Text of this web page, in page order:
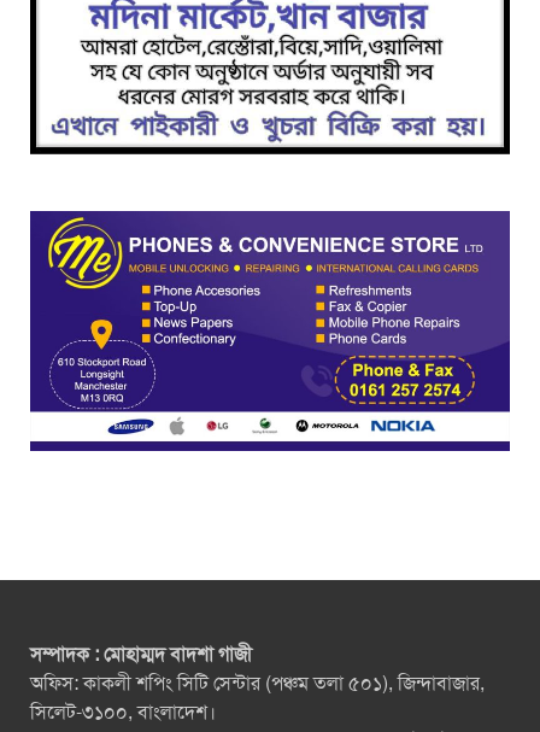
সম্পাদক : মোহাম্মদ বাদশা গাজী
অফিস: কাকলী শপিং সিটি সেন্টার (পঞ্চম তলা ৫০১), জিন্দাবাজার,
সিলেট-৩১০০, বাংলাদেশ।